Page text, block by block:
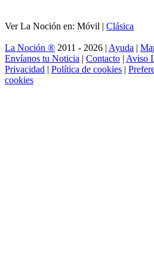
Ver La Noción en: Móvil | Clásica
La Noción ® 2011 - 2026 | Ayuda |
Envíanos tu Noticia | Contacto | Aviso
Privacidad | Política de cookies |
cookies